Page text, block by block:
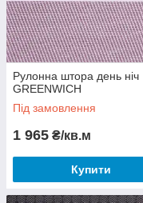
Рулонна штора день ніч
GREENWICH
Під замовлення
1 965 ₴/кв.м
Купити